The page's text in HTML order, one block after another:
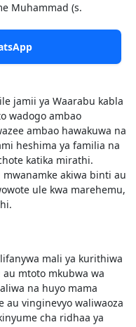
Muhammad (s.
jamii ya Waarabu kabla
wadogo ambao
ambao hawakuwa na
heshima ya familia na
katika mirathi.
akiwa binti au
ule kwa marehemu,
mali ya kurithiwa
mtoto mkubwa wa
na huyo mama
au vinginevyo waliwaoza
cha ridhaa ya